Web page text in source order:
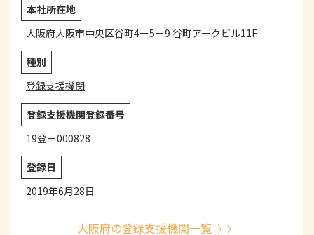
本社所在地
大阪府大阪市中央区谷町4ー5ー9 谷町アークビル11F
種別
登録支援機関
登録支援機関登録番号
19登ー000828
登録日
2019年6月28日
大阪府の登録支援機関一覧